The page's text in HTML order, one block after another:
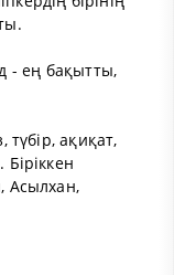
- ең бақытты,
түбір, ақиқат,
Асылхан,